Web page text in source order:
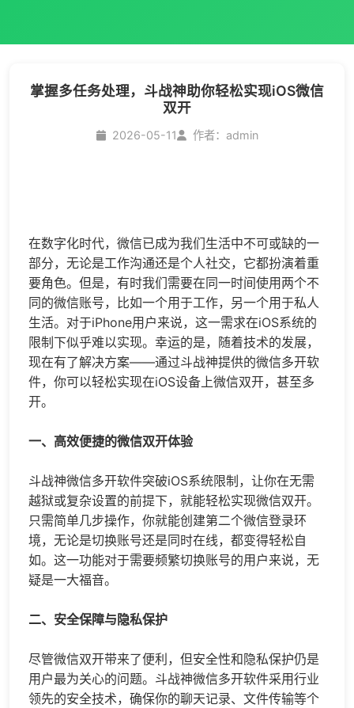
掌握多任务处理，斗战神助你轻松实现iOS微信
双开
2026-05-11 作者：admin
在数字化时代，微信已成为我们生活中不可或缺的一
部分，无论是工作沟通还是个人社交，它都扮演着重
要角色。但是，有时我们需要在同一时间使用两个不
同的微信账号，比如一个用于工作，另一个用于私人
生活。对于iPhone用户来说，这一需求在iOS系统的
限制下似乎难以实现。幸运的是，随着技术的发展，
现在有了解决方案——通过斗战神提供的微信多开软
件，你可以轻松实现在iOS设备上微信双开，甚至多
开。
一、高效便捷的微信双开体验
斗战神微信多开软件突破iOS系统限制，让你在无需
越狱或复杂设置的前提下，就能轻松实现微信双开。
只需简单几步操作，你就能创建第二个微信登录环
境，无论是切换账号还是同时在线，都变得轻松自
如。这一功能对于需要频繁切换账号的用户来说，无
疑是一大福音。
二、安全保障与隐私保护
尽管微信双开带来了便利，但安全性和隐私保护仍是
用户最为关心的问题。斗战神微信多开软件采用行业
领先的安全技术，确保你的聊天记录、文件传输等个